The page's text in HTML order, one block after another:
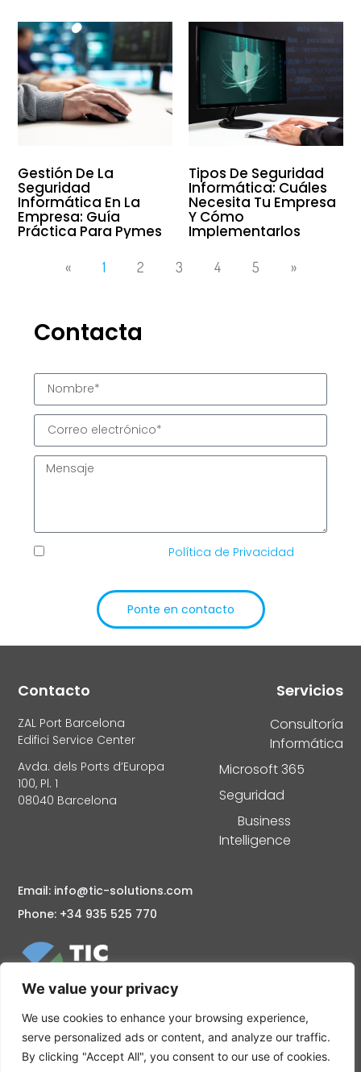
We value your privacy
We use cookies to enhance your browsing experience,
serve personalized ads or content, and analyze our traffic.
By clicking "Accept All", you consent to our use of cookies.
Gestión De La
Seguridad
Informática En La
Empresa: Guía
Práctica Para Pymes
Tipos De Seguridad
Informática: Cuáles
Necesita Tu Empresa
Y Cómo
Implementarlos
« 1 2 3 4 5 »
Contacta
Política de Privacidad
Ponte en contacto
Email: info@tic-solutions.com
Phone: +34 935 525 770
Consultoría informática en Barcelona Mantenimiento y
Soporte informático Servidores Cloud, Seguridad
informática Partner Microsoft Barcelona: Microsoft
Azure, Microsoft 365
Servicios
Consultoría
Informática
Microsoft 365
Seguridad
Business
Intelligence
Contacto
ZAL Port Barcelona
Edifici Service Center
Avda. dels Ports d’Europa
100, Pl. 1
08040 Barcelona